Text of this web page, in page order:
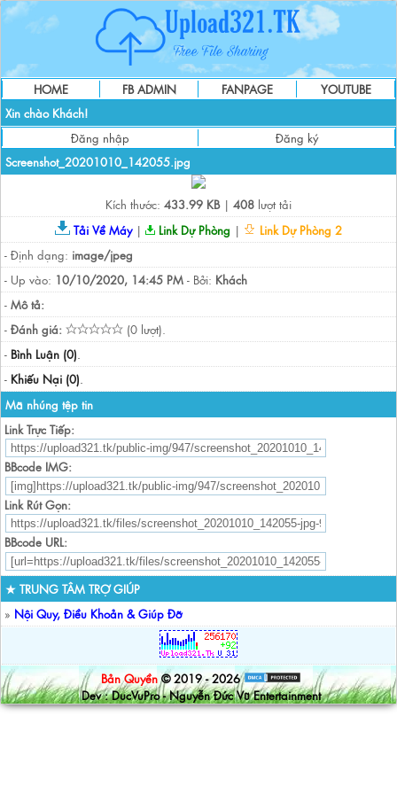
HOME FB ADMIN FANPAGE
YOUTUBE
Xin chào Khách!
Đăng nhập
Đăng ký
Screenshot_20201010_142055.jpg
Kích thước: 433.99 KB| 408 lượt tải
Tải Về Máy| Link Dự Phòng |
Link Dự Phòng 2
- Định dạng: image/jpeg
- Up vào: 10/10/2020, 14:45 PM - Bởi: Khách
- Mô tả:
- Đánh giá:
(0 lượt).
- Bình Luận (0).
- Khiếu Nại (0).
Mã nhúng tệp tin
Link Trực Tiếp:
BBcode IMG:
Link Rút Gọn:
BBcode URL:
★ TRUNG TÂM TRỢ GIÚP
» Nội Quy, Điều Khoản & Giúp Đỡ
Bản Quyền © 2019 - 2026
Dev : DucVuPro - Nguyễn Đức Vũ Entertainment